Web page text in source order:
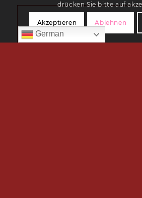
drücken Sie bitte auf
Akzeptieren Ablehnen
German